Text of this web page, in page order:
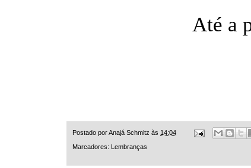
Até a
Postado porAnajá Schmitz às 14:04
Marcadores: Lembranças